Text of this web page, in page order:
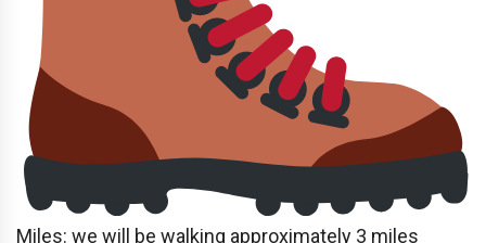
Miles: we will be walking approximately 3 miles